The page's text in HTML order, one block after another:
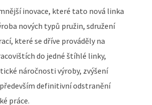
inovace, které tato nová linka
nových typů pružin, sdružení
které se dříve prováděly na
do jedné štíhlé linky,
náročnosti výroby, zvýšení
definitivní odstranění
práce.